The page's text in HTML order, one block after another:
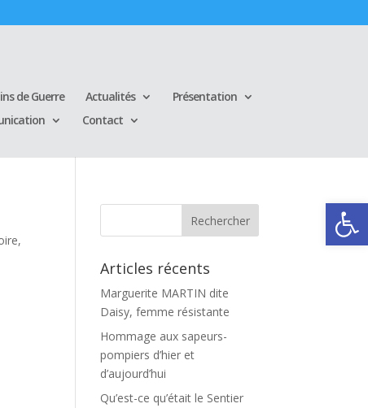
Ouvrir
de Guerre Actualités
Présentation
Contact
,
Articles récents
Marguerite MARTIN dite
Daisy, femme résistante
Hommage aux sapeurs-
pompiers d’hier et
d’aujourd’hui
Qu’est-ce qu’était le Sentier